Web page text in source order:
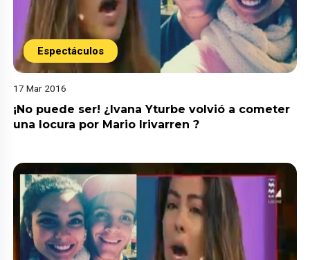
Espectáculos
17 Mar 2016
¡No puede ser! ¿Ivana Yturbe volvió a cometer
una locura por Mario Irivarren ?